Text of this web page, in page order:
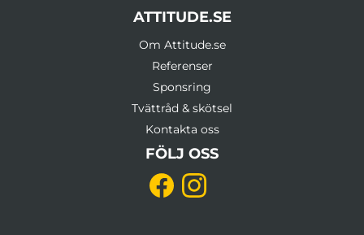
ATTITUDE.SE
Om Attitude.se
Referenser
Sponsring
Tvättråd & skötsel
Kontakta oss
FÖLJ OSS